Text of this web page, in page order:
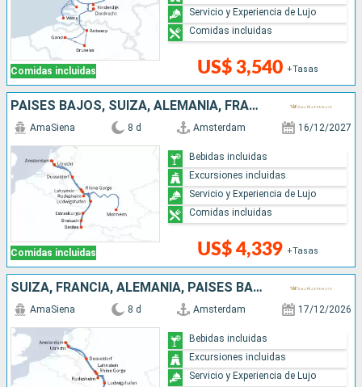
Comidas incluidas US$ 3,540 +Tasas
Servicio y Experiencia de Lujo
Comidas incluidas
PAISES BAJOS, SUIZA, ALEMANIA, FRANCIA, REPÚBLICA DOMINICANA
Comidas incluidas
AmaSiena 8 d Amsterdam 16/12/2027
US$ 4,339 +Tasas
Bebidas incluidas
Excursiones incluidas
Servicio y Experiencia de Lujo
Comidas incluidas
SUIZA, FRANCIA, ALEMANIA, PAISES BAJOS
AmaSiena 8 d Amsterdam 17/12/2026
Bebidas incluidas
Excursiones incluidas
Servicio y Experiencia de Lujo